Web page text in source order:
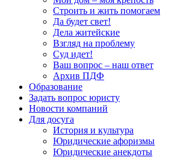
Строить и жить помогаем
Да будет свет!
Дела житейские
Взгляд на проблему
Суд идет!
Ваш вопрос – наш ответ
Архив ПДФ
Образование
Задать вопрос юристу
Новости компаний
Для досуга
История и культура
Юридические афоризмы
Юридические анекдоты